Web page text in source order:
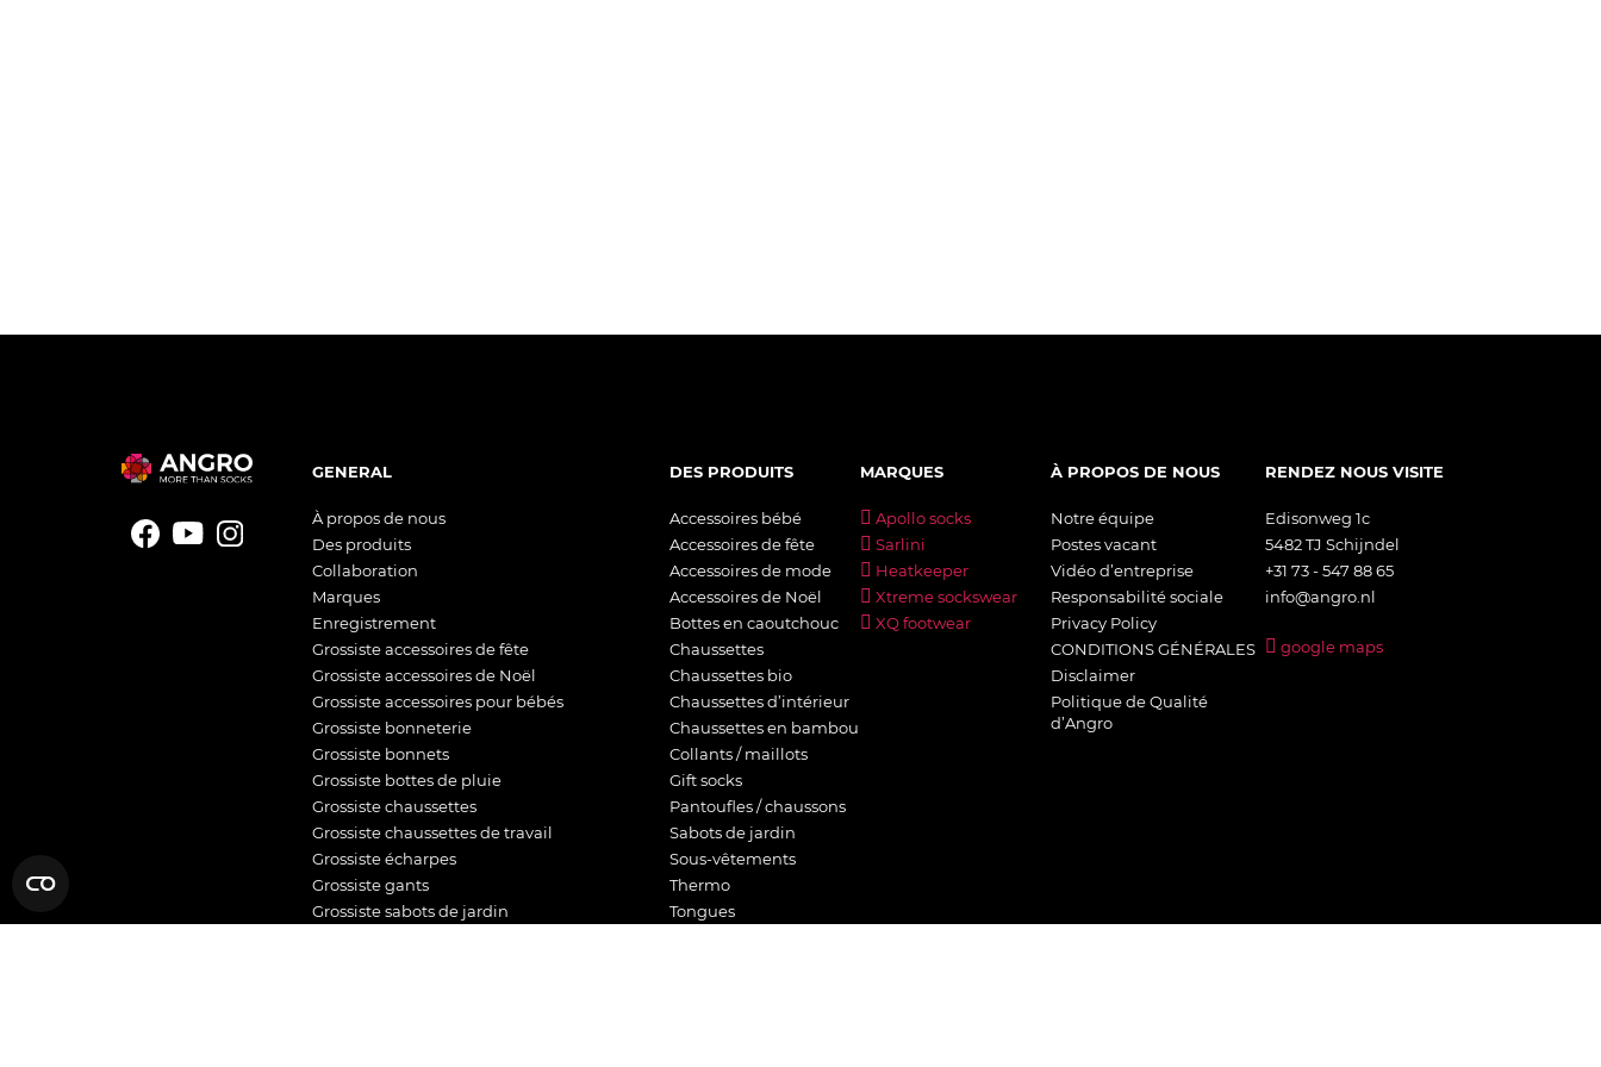
GENERAL
À propos de nous
Des produits
Collaboration
Marques
Enregistrement
Grossiste accessoires de fête
Grossiste accessoires de Noël
Grossiste accessoires pour bébés
Grossiste bonneterie
Grossiste bonnets
Grossiste bottes de pluie
Grossiste chaussettes
Grossiste chaussettes de travail
Grossiste écharpes
Grossiste gants
Grossiste sabots de jardin
DES PRODUITS
Accessoires bébé
Accessoires de fête
Accessoires de mode
Accessoires de Noël
Bottes en caoutchouc
Chaussettes
Chaussettes bio
Chaussettes d’intérieur
Chaussettes en bambou
Collants / maillots
Gift socks
Pantoufles / chaussons
Sabots de jardin
Sous-vêtements
Thermo
Tongues
MARQUES
Apollo socks
Sarlini
Heatkeeper
Xtreme sockswear
XQ footwear
À PROPOS DE NOUS
Notre équipe
Postes vacant
Vidéo d’entreprise
Responsabilité sociale
Privacy Policy
CONDITIONS GÉNÉRALES
Disclaimer
Politique de Qualité
d’Angro
RENDEZ NOUS VISITE
Edisonweg 1c
5482 TJ Schijndel
+31 73 - 547 88 65
info@angro.nl
google maps